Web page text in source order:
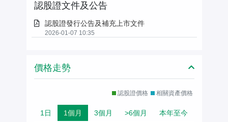
認股證文件及公告
認股證發行公告及補充上市文件
2026-01-07 10:35
價格走勢
認股證價格 相關資產價格
1日 1個月 3個月 >6個月 本年至今